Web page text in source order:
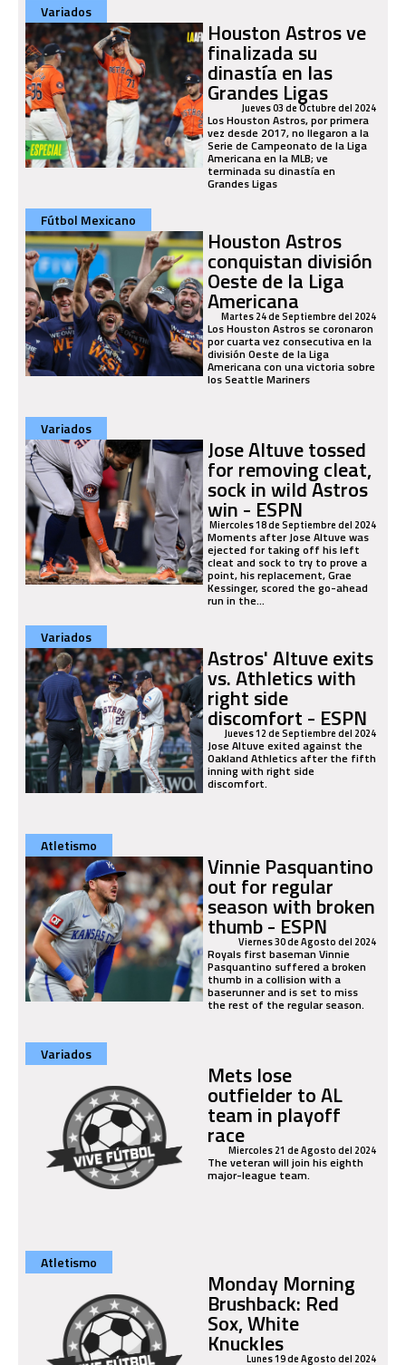
Variados
Houston Astros ve
finalizada su
dinastía en las
Grandes Ligas
Jueves 03 de Octubre del 2024
Los Houston Astros, por primera
vez desde 2017, no llegaron a la
Serie de Campeonato de la Liga
Americana en la MLB; ve
terminada su dinastía en
Grandes Ligas
Fútbol Mexicano
Houston Astros
conquistan división
Oeste de la Liga
Americana
Martes 24 de Septiembre del 2024
Los Houston Astros se coronaron
por cuarta vez consecutiva en la
división Oeste de la Liga
Americana con una victoria sobre
los Seattle Mariners
Variados
Jose Altuve tossed
for removing cleat,
sock in wild Astros
win - ESPN
Miercoles 18 de Septiembre del 2024
Moments after Jose Altuve was
ejected for taking off his left
cleat and sock to try to prove a
point, his replacement, Grae
Kessinger, scored the go-ahead
run in the...
Variados
Astros' Altuve exits
vs. Athletics with
right side
discomfort - ESPN
Jueves 12 de Septiembre del 2024
Jose Altuve exited against the
Oakland Athletics after the fifth
inning with right side
discomfort.
Atletismo
Vinnie Pasquantino
out for regular
season with broken
thumb - ESPN
Viernes 30 de Agosto del 2024
Royals first baseman Vinnie
Pasquantino suffered a broken
thumb in a collision with a
baserunner and is set to miss
the rest of the regular season.
Variados
Mets lose
outfielder to AL
team in playoff
raceMiercoles 21 de Agosto del 2024
The veteran will join his eighth
major-league team.
Atletismo
Monday Morning
Brushback: Red
Sox, White
KnucklesLunes 19 de Agosto del 2024